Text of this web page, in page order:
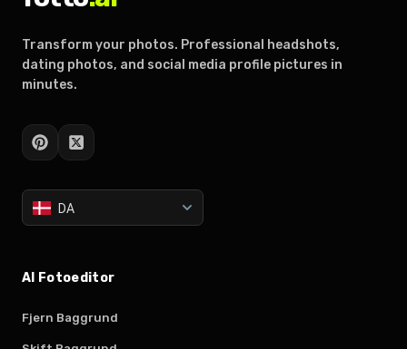
Transform your photos. Professional headshots,
dating photos, and social media profile pictures in
minutes.
DA
AI Fotoeditor
Fjern Baggrund